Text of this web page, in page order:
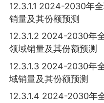
12.3.1.1 2024-2030年
销量及其份额预测
12.3.1.2 2024-2030年
领域销量及其份额预测
12.3.1.3 2024-2030年
域销量及其份额预测
12.3.1.4 2024-2030年